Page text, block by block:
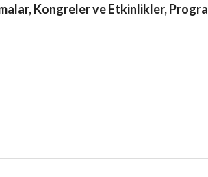
Kongreler ve Etkinlikler,